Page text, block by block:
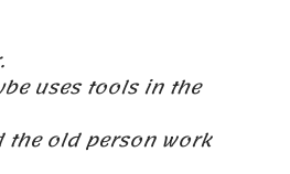
uses tools in the
the old person work